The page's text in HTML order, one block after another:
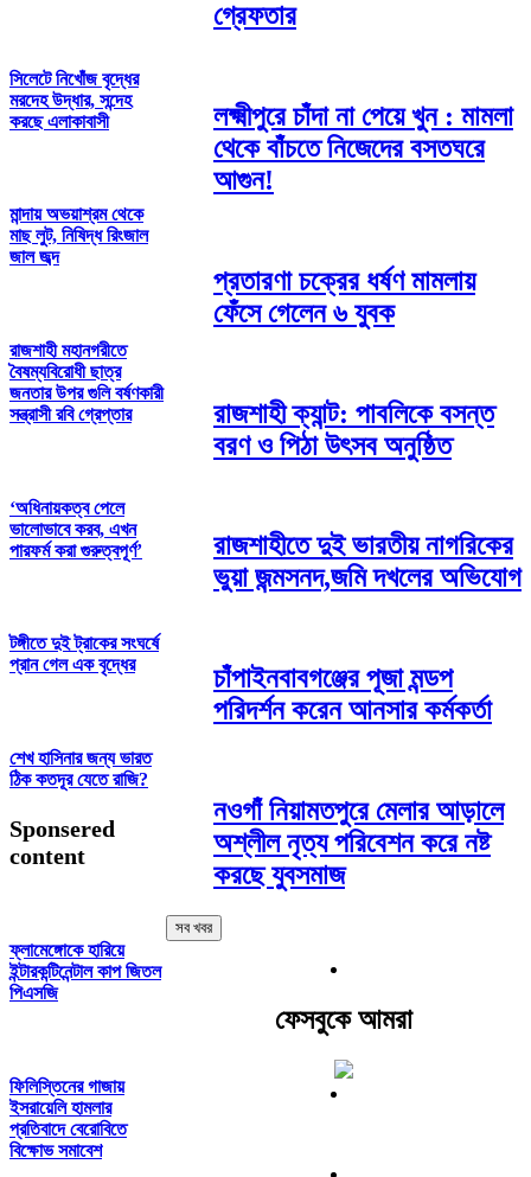
সিলেটে নিখোঁজ বৃদ্ধের
মরদেহ উদ্ধার, সন্দেহ
করছে এলাকাবাসী
মান্দায় অভয়াশ্রম থেকে
মাছ লুট, নিষিদ্ধ রিংজাল
জাল জব্দ
রাজশাহী মহানগরীতে
বৈষম্যবিরোধী ছাত্র
জনতার উপর গুলি বর্ষণকারী
সন্ত্রাসী রবি গ্রেপ্তার
‘অধিনায়কত্ব পেলে
ভালোভাবে করব, এখন
পারফর্ম করা গুরুত্বপূর্ণ’
টঙ্গীতে দুই ট্রাকের সংঘর্ষে
প্রান গেল এক বৃদ্ধের
শেখ হাসিনার জন্য ভারত
ঠিক কতদূর যেতে রাজি?
Sponsered
content
ফ্লামেঙ্গোকে হারিয়ে
ইন্টারকন্টিনেন্টাল কাপ জিতল
পিএসজি
ফিলিস্তিনের গাজায়
ইসরায়েলি হামলার
প্রতিবাদে বেরোবিতে
বিক্ষোভ সমাবেশ
গ্রেফতার
লক্ষ্মীপুরে চাঁদা না পেয়ে খুন : মামলা
থেকে বাঁচতে নিজেদের বসতঘরে
আগুন!
প্রতারণা চক্রের ধর্ষণ মামলায়
ফেঁসে গেলেন ৬ যুবক
রাজশাহী ক্যান্ট: পাবলিকে বসন্ত
বরণ ও পিঠা উৎসব অনুষ্ঠিত
রাজশাহীতে দুই ভারতীয় নাগরিকের
ভুয়া জন্মসনদ,জমি দখলের অভিযোগ
চাঁপাইনবাবগঞ্জের পূজা মন্ডপ
পরিদর্শন করেন আনসার কর্মকর্তা
নওগাঁ নিয়ামতপুরে মেলার আড়ালে
অশ্লীল নৃত্য পরিবেশন করে নষ্ট
করছে যুবসমাজ
সব খবর
ফেসবুকে আমরা